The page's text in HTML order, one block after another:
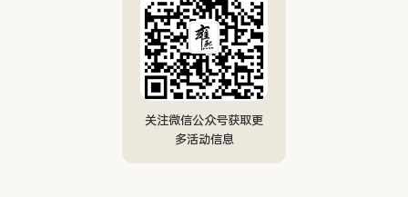
关注微信公众号获取更
多活动信息